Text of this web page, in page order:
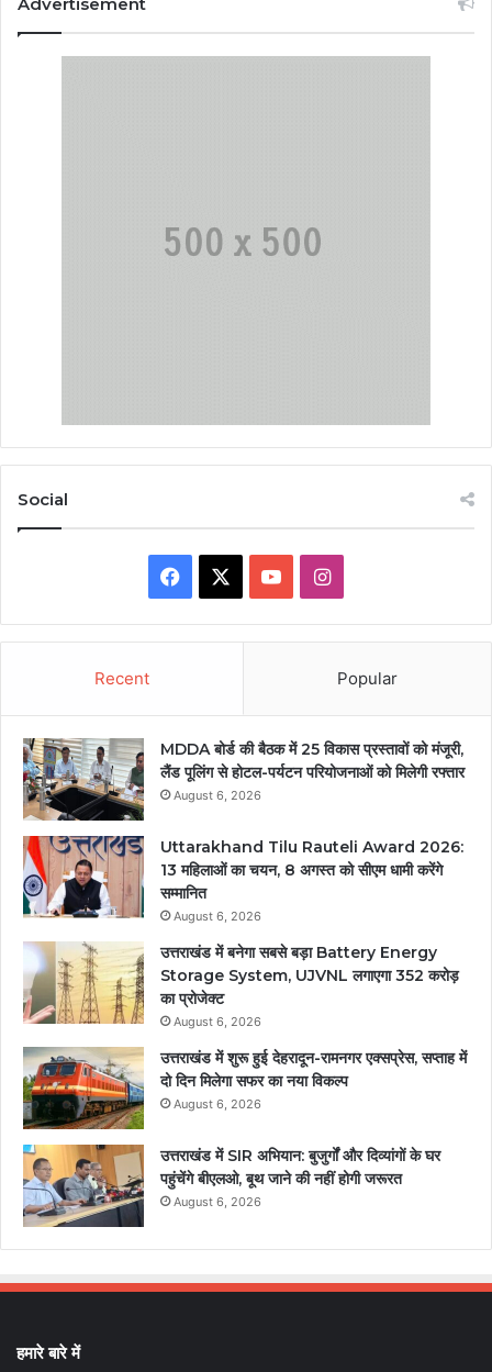
Social
Facebook YouTubeInstagram
Recent Popular
MDDA बोर्ड की बैठक में 25 विकास प्रस्तावों को मंजूरी,
लैंड पूलिंग से होटल-पर्यटन परियोजनाओं को मिलेगी रफ्तार
August 6, 2026
Uttarakhand Tilu Rauteli Award 2026:
13 महिलाओं का चयन, 8 अगस्त को सीएम धामी करेंगे
सम्मानित
August 6, 2026
उत्तराखंड में बनेगा सबसे बड़ा Battery Energy
Storage System, UJVNL लगाएगा 352 करोड़
का प्रोजेक्ट
August 6, 2026
उत्तराखंड में शुरू हुई देहरादून-रामनगर एक्सप्रेस, सप्ताह में
दो दिन मिलेगा सफर का नया विकल्प
August 6, 2026
उत्तराखंड में SIR अभियान: बुजुर्गों और दिव्यांगों के घर
पहुंचेंगे बीएलओ, बूथ जाने की नहीं होगी जरूरत
August 6, 2026
हमारे बारे में